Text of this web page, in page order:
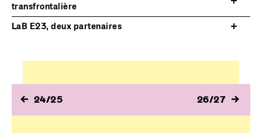
transfrontalière
LaB E23, deux partenaires
24/25 26/27